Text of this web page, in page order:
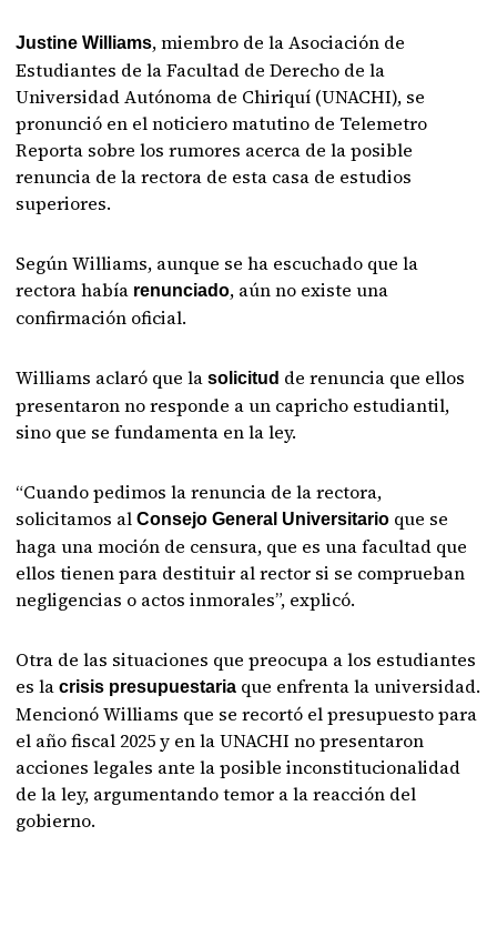
Justine Williams, miembro de la Asociación de
Estudiantes de la Facultad de Derecho de la
Universidad Autónoma de Chiriquí (UNACHI), se
pronunció en el noticiero matutino de Telemetro
Reporta sobre los rumores acerca de la posible
renuncia de la rectora de esta casa de estudios
superiores.
Según Williams, aunque se ha escuchado que la
rectora había renunciado, aún no existe una
confirmación oficial.
Williams aclaró que lasolicitud de renuncia que ellos
presentaron no responde a un capricho estudiantil,
sino que se fundamenta en la ley.
“Cuando pedimos la renuncia de la rectora,
solicitamos alConsejo General Universitario que se
haga una moción de censura, que es una facultad que
ellos tienen para destituir al rector si se comprueban
negligencias o actos inmorales”, explicó.
Otra de las situaciones que preocupa a los estudiantes
es la crisis presupuestaria que enfrenta la universidad.
Mencionó Williams que se recortó el presupuesto para
el año fiscal 2025 y en la UNACHI no presentaron
acciones legales ante la posible inconstitucionalidad
de la ley, argumentando temor a la reacción del
gobierno.